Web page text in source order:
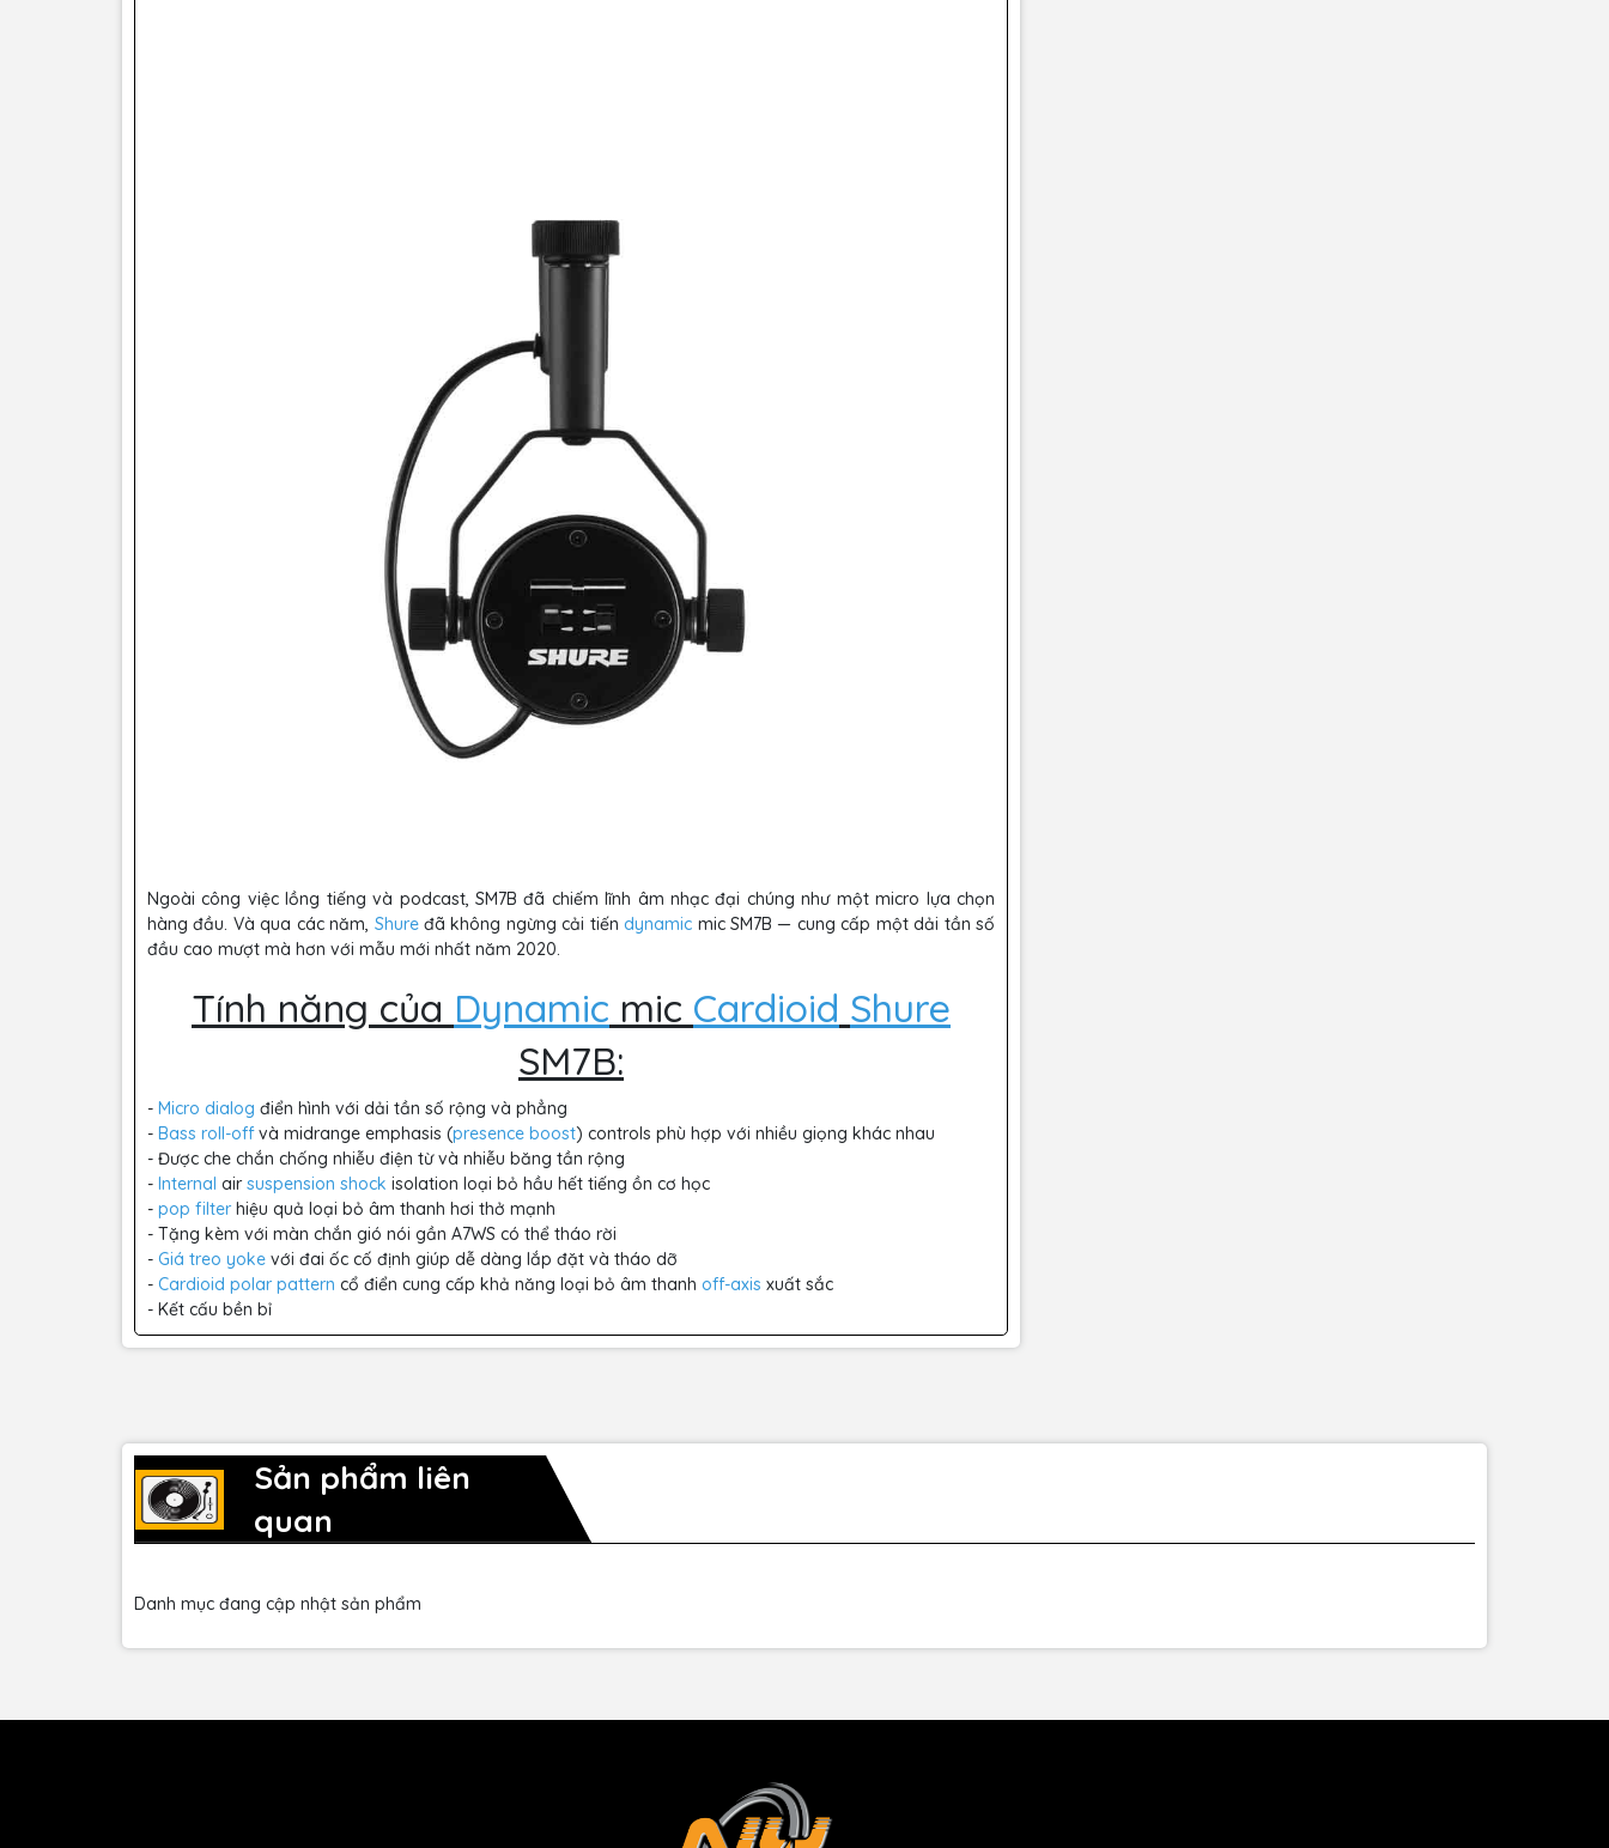
Ngoài công việc lồng tiếng và podcast, SM7B đã chiếm lĩnh âm nhạc đại chúng như một micro lựa chọn
hàng đầu. Và qua các năm, Shuređã không ngừng cải tiến dynamic mic SM7B — cung cấp một dải tần số
đầu cao mượt mà hơn với mẫu mới nhất năm 2020.
Tính năng của Dynamic mic Cardioid Shure
SM7B:
- Micro dialog điển hình với dải tần số rộng và phẳng
- Bass roll-offvà midrange emphasis (presence boost) controls phù hợp với nhiều giọng khác nhau
- Được che chắn chống nhiễu điện từ và nhiễu băng tần rộng
- Internal air suspension shock isolation loại bỏ hầu hết tiếng ồn cơ học
- pop filter hiệu quả loại bỏ âm thanh hơi thở mạnh
- Tặng kèm với màn chắn gió nói gần A7WS có thể tháo rời
- Giá treo yoke với đai ốc cố định giúp dễ dàng lắp đặt và tháo dỡ
- Cardioid polar pattern cổ điển cung cấp khả năng loại bỏ âm thanh off-axis xuất sắc
- Kết cấu bền bỉ
Sản phẩm liên
quan
Danh mục đang cập nhật sản phẩm